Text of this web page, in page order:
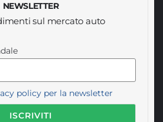
NEWSLETTER
sul mercato auto
policy per la newsletter